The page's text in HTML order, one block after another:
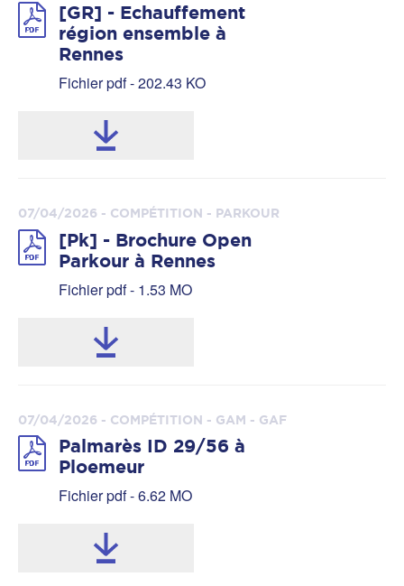
[GR] - Echauffement
région ensemble à
Rennes
Fichier pdf - 202.43 KO
07/04/2026 - COMPÉTITION - PARKOUR
[Pk] - Brochure Open
Parkour à Rennes
Fichier pdf - 1.53 MO
07/04/2026 - COMPÉTITION - GAM - GAF
Palmarès ID 29/56 à
Ploemeur
Fichier pdf - 6.62 MO